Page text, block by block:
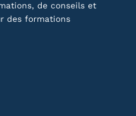
de conseils et
des formations